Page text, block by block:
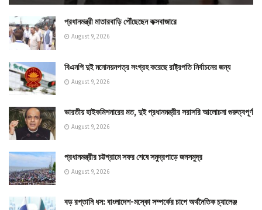
প্রধানমন্ত্রী মাতারবাড়ি পৌঁছেছেন কক্সবাজারে
August 9, 2026
বিএনপি দুই মনোনয়নপত্র সংগ্রহ করেছে রাষ্ট্রপতি নির্বাচনের জন্য
August 9, 2026
ভারতীয় হাইকমিশনারের মত, দুই প্রধানমন্ত্রীর সরাসরি আলোচনা গুরুত্বপূর্ণ
August 9, 2026
প্রধানমন্ত্রীর চট্টগ্রামে সফর শেষে সমুদ্রপাড়ে জনসমুদ্র
August 9, 2026
বড় রপ্তানি ধস: বাংলাদেশ-মস্কো সম্পর্কের চাপে অর্থনৈতিক চ্যালেঞ্জ